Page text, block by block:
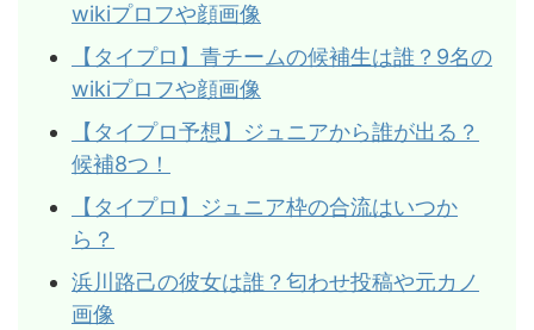
wikiプロフや顔画像
【タイプロ】青チームの候補生は誰？9名の
wikiプロフや顔画像
【タイプロ予想】ジュニアから誰が出る？
候補8つ！
【タイプロ】ジュニア枠の合流はいつか
ら？
浜川路己の彼女は誰？匂わせ投稿や元カノ
画像